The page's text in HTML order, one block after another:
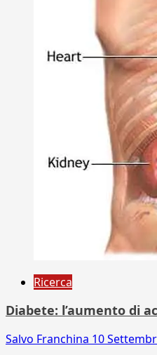
Ricerca
Diabete: l’aumento di
Salvo Franchina 10